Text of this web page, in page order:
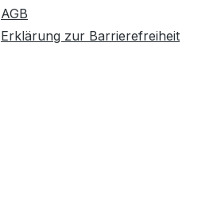
AGB
Erklärung zur Barrierefreiheit